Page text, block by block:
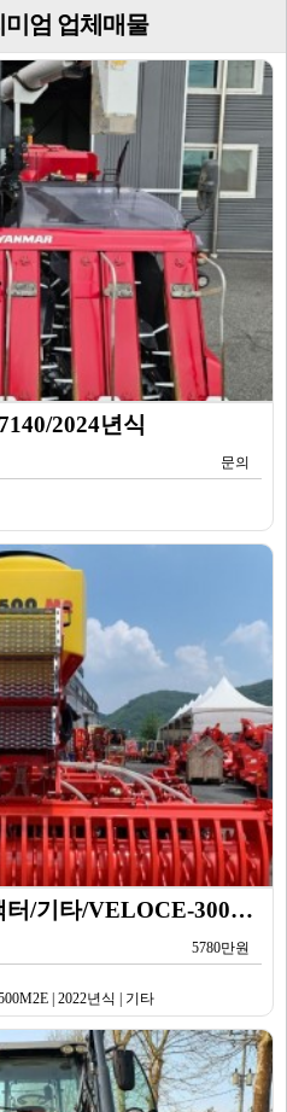
엄 업체매물
2024년식
문의
한국페라리트랙터/트랙터/기타/VELOCE-300PS500M2E/2022년식
5780만원
| 2022년식 | 기타